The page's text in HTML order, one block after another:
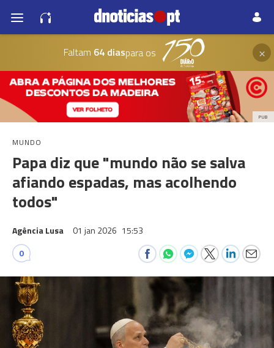
Faltam 64 diaspara os ×
PUB
MUNDO
Papa diz que "mundo não se salva
afiando espadas, mas acolhendo
todos"
Agência Lusa 01 jan 2026 15:53
0